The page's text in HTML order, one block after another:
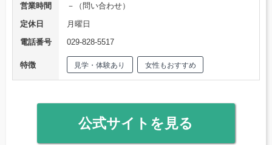
営業時間
－（問い合わせ）
定休日
月曜日
電話番号
029-828-5517
特徴 見学・体験あり 女性もおすすめ
公式サイトを見る